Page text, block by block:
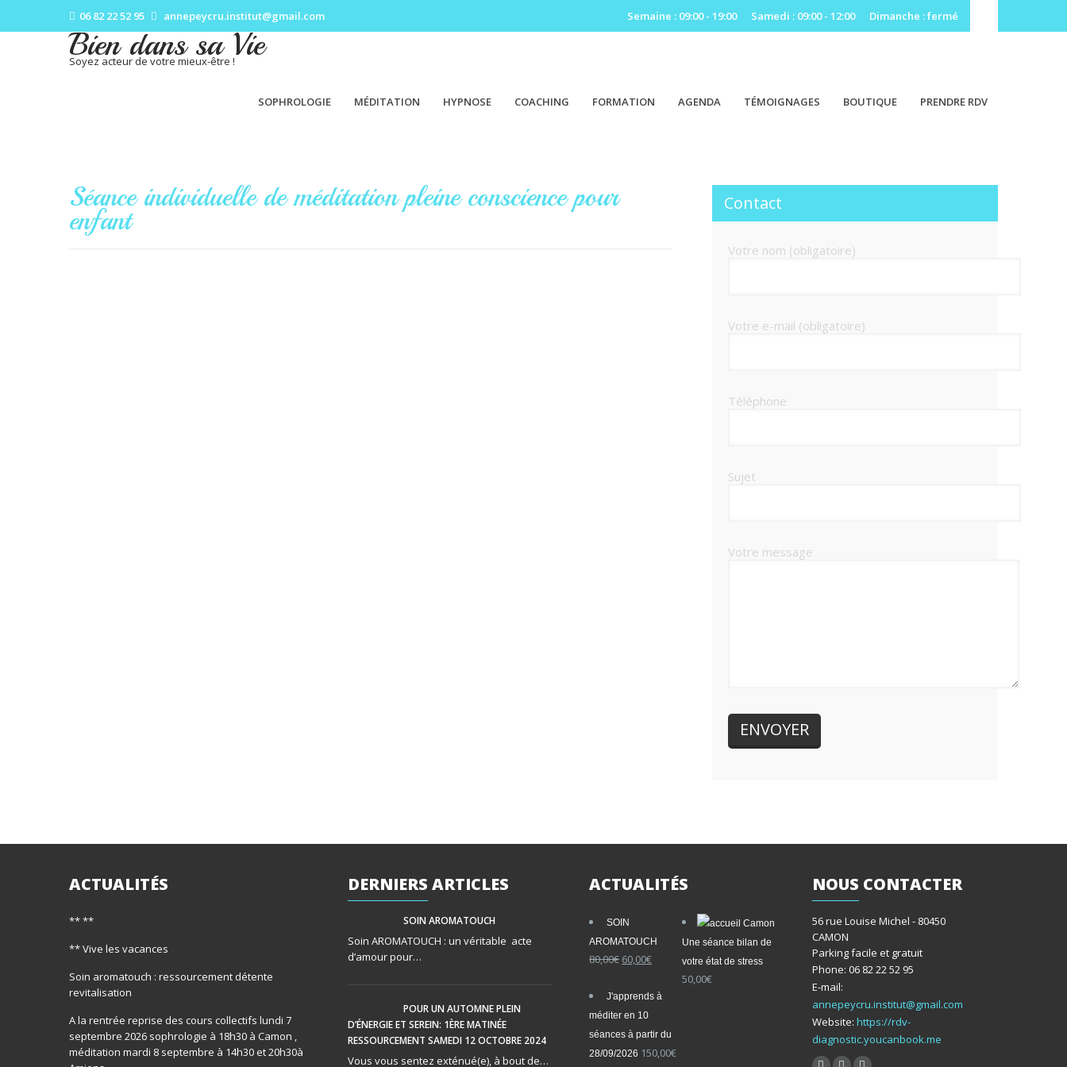
06 82 22 52 95 annepeycru.institut@gmail.com Semaine : 09:00 - 19:00 Samedi : 09:00 - 12:00 Dimanche : fermé
Bien dans sa Vie
Soyez acteur de votre mieux-être !
SOPHROLOGIE MÉDITATION HYPNOSE COACHING FORMATION AGENDA TÉMOIGNAGES BOUTIQUE PRENDRE RDV
Séance individuelle de méditation pleine conscience pour
enfant
Contact
Votre nom (obligatoire)
Votre e-mail (obligatoire)
Téléphone
Sujet
Votre message
ACTUALITÉS
** **
** Vive les vacances
Soin aromatouch : ressourcement détente
revitalisation
A la rentrée reprise des cours collectifs lundi 7
septembre 2026 sophrologie à 18h30 à Camon ,
méditation mardi 8 septembre à 14h30 et 20h30à
DERNIERS ARTICLES
SOIN AROMATOUCH
Soin AROMATOUCH : un véritable acte
d’amour pour…
POUR UN AUTOMNE PLEIN
D’ÉNERGIE ET SEREIN: 1ÈRE MATINÉE
RESSOURCEMENT SAMEDI 12 OCTOBRE 2024
Vous vous sentez exténué(e), à bout de…
ACTUALITÉS
SOIN
AROMATOUCH
80,00€ Le
était :
80,00€.
60,00€Le
actuel
Une séance bilan de
votre état de stress
50,00€
J'apprends à
méditer en 10
séances à partir du
28/09/2026 150,00€
NOUS CONTACTER
56 rue Louise Michel - 80450
CAMON
Parking facile et gratuit
Phone: 06 82 22 52 95
E-mail:
annepeycru.institut@gmail.com
Website: https://rdv-
diagnostic.youcanbook.me